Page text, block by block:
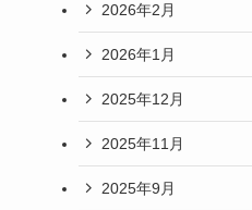
2026年2月
2026年1月
2025年12月
2025年11月
2025年9月